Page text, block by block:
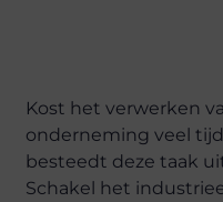
Kost het verwerken
onderneming veel
besteedt deze taak
Schakel het